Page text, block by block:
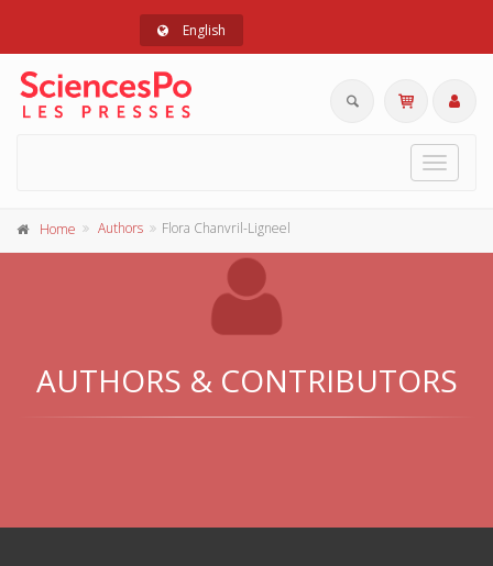
English
Toggle
Home Authors Flora Chanvril-Ligneel
AUTHORS & CONTRIBUTORS